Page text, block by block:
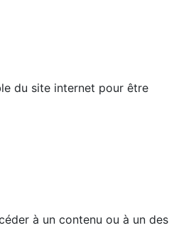
du site internet pour être
à un contenu ou à un des